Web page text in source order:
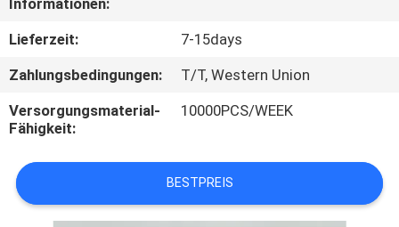
SIE
MIT
IN
VERBINDUNG
FORDERN
Informationen:
Lieferzeit:
7-15days
Zahlungsbedingungen:
T/T, Western Union
Versorgungsmaterial-
Fähigkeit:
10000PCS/WEEK
BESTPREIS